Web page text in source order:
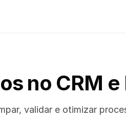
no CRM
validar e otimizar